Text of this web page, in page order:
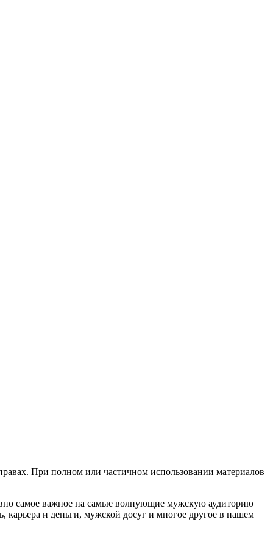
При полном или частичном использовании материалов
самое важное на самые волнующие мужскую аудиторию
и деньги, мужской досуг и многое другое в нашем